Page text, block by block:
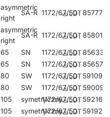
asymmetric
right
SA-R 1172/67/50 857775
asymmetric
right
SA-R 1172/67/50 858017
65 SN 1172/67/50
856334
65 SN 1172/67/50
856570
80 SW 1172/67/50
591099
80 SW 1172/67/50
590092
105 symetryczny
1172/67/50
592164
105 symetryczny
1172/67/50
591921